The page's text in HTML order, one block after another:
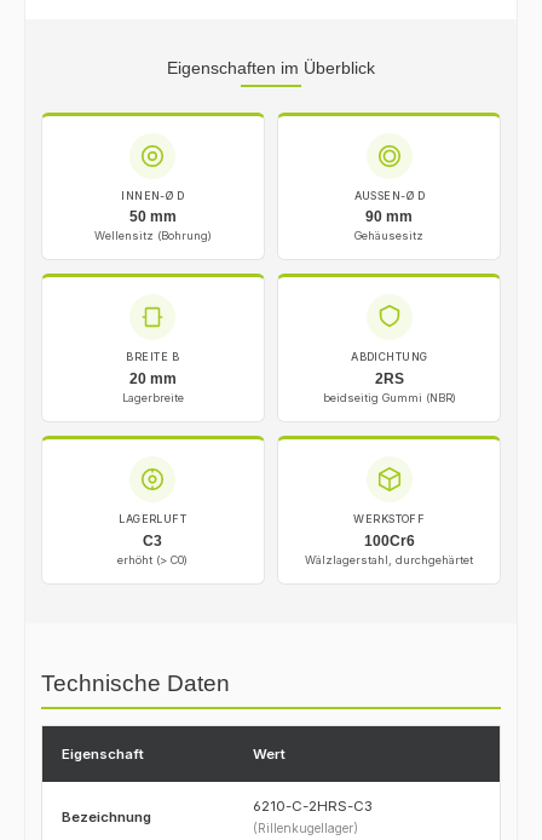
Eigenschaften im Überblick
INNEN-Ø D
50 mm
Wellensitz (Bohrung)
AUSSEN-Ø D
90 mm
Gehäusesitz
BREITE B
20 mm
Lagerbreite
ABDICHTUNG
2RS
beidseitig Gummi (NBR)
LAGERLUFT
C3
erhöht (> C0)
WERKSTOFF
100Cr6
Wälzlagerstahl, durchgehärtet
Technische Daten
Eigenschaft Wert
Bezeichnung
6210-C-2HRS-C3
(Rillenkugellager)